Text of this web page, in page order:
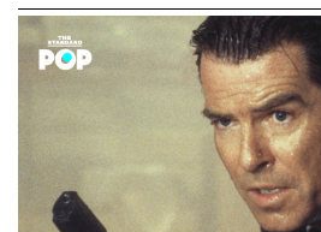
พิสูจน์อักษร:ภาสิณี เพิ่มพันธุ์พงศ์
TAGS: Documentary Film Free Solo